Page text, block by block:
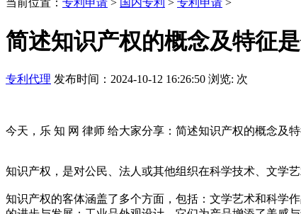
当前位置： 专利申请 > 国内专利 > 专利申请 >
简述知识产权的概念及特征
专利代理 发布时间：2024-10-12 16:26:50 浏览: 次
今天，乐 知 网 律师 给大家分享：简述知识产权的概念及特
知识产权，是对公民、法人或其他组织在科学技术、文学
知识产权的客体涵盖了多个方面，包括：文学艺术和科学